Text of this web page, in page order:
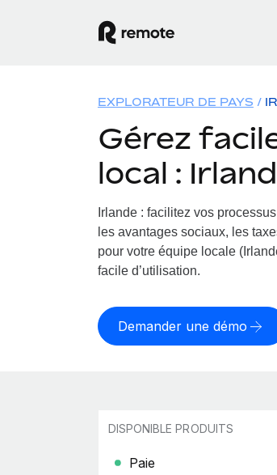
EXPLORATEUR DE PAYS
Gérez
local :
Irlande : facilitez vos
les avantages sociaux, les
pour votre équipe locale
facile d’utilisation.
Demander une démo
DISPONIBLE PRODUITS
Paie